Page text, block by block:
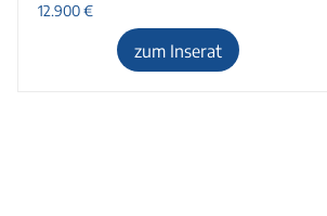
12.900€
zum Inserat